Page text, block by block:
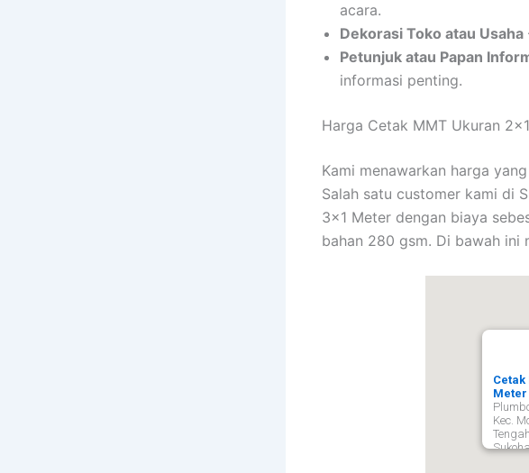
acara.
Dekorasi Toko atau Usaha
Petunjuk atau Papan
informasi penting.
Harga Cetak MMT Ukuran
Kami menawarkan harga
Salah satu customer kami di
3×1 Meter dengan biaya
bahan 280 gsm. Di bawah ini
Cetak
Meter
Kec.